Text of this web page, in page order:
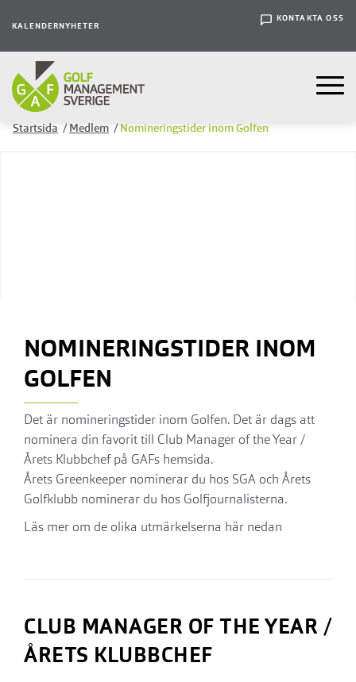
KALENDER NYHETER
KONTAKTA OSS
Startsida / Medlem / Nomineringstider inom Golfen
NOMINERINGSTIDER INOM
GOLFEN
Det är nomineringstider inom Golfen. Det är dags att
nominera din favorit till Club Manager of the Year /
Årets Klubbchef på GAFs hemsida.
Årets Greenkeeper nominerar du hos SGA och Årets
Golfklubb nominerar du hos Golfjournalisterna.
Läs mer om de olika utmärkelserna här nedan
CLUB MANAGER OF THE YEAR /
ÅRETS KLUBBCHEF